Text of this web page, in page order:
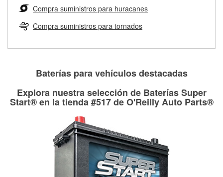
Más información sobre el Programa de Préstamo de
Herramientas de O'Reilly
medirán tus tambores o discos para determinar si pueden
ser rectificados con seguridad. Si tus tambores o discos no
pueden ser reutilizados, podemos ayudarte a encontrar las
partes de reemplazo correctas para tu reparación.
Rectificación de tambores y discos de freno
Compra suministros para huracanes
Compra suministros para tornados
Baterías para vehículos destacadas
Explora nuestra selección de Baterías Super
Start® en la tienda #517 de O'Reilly Auto Parts®